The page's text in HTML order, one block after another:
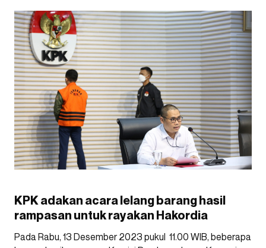
KPK adakan acara lelang barang hasil
rampasan untuk rayakan Hakordia
Pada Rabu, 13 Desember 2023 pukul 11.00 WIB, beberapa